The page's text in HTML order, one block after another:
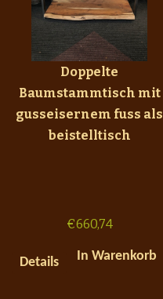
Doppelte
Baumstammtisch mit
gusseisernem fuss als
beistelltisch
€660,74
Details In Warenkorb